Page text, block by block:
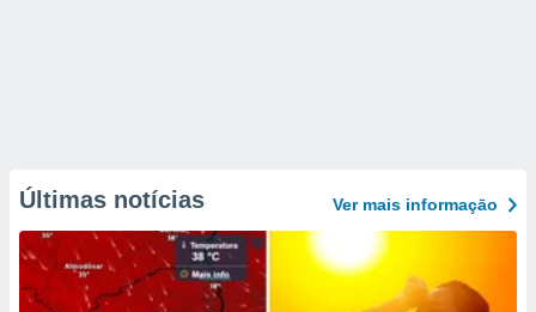
Últimas notícias Ver mais informaçāo